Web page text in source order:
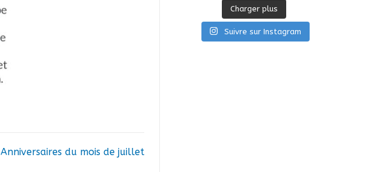
Anniversaires du mois de juillet
Charger plus
Suivre sur Instagram